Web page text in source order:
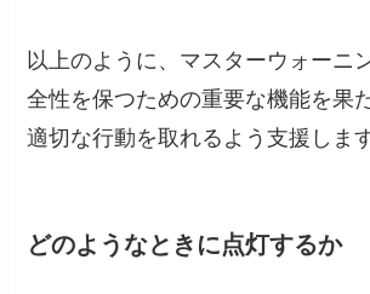
以上のように、マスターウォーニ
全性を保つための重要な機能を果
適切な行動を取れるよう支援します
どのようなときに点灯するか